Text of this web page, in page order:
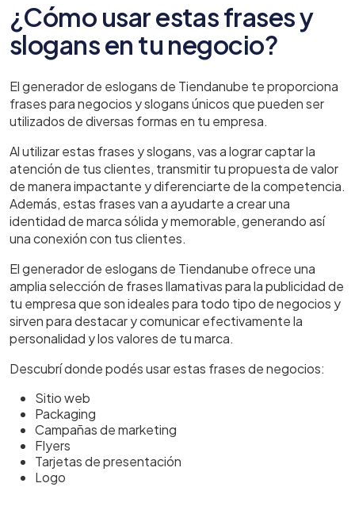
¿Cómo usar estas frases y
slogans en tu negocio?
El generador de eslogans de Tiendanube te proporciona
frases para negocios y slogans únicos que pueden ser
utilizados de diversas formas en tu empresa.
Al utilizar estas frases y slogans, vas a lograr captar la
atención de tus clientes, transmitir tu propuesta de valor
de manera impactante y diferenciarte de la competencia.
Además, estas frases van a ayudarte a crear una
identidad de marca sólida y memorable, generando así
una conexión con tus clientes.
El generador de eslogans de Tiendanube ofrece una
amplia selección de frases llamativas para la publicidad de
tu empresa que son ideales para todo tipo de negocios y
sirven para destacar y comunicar efectivamente la
personalidad y los valores de tu marca.
Descubrí donde podés usar estas frases de negocios:
Sitio web
Packaging
Campañas de marketing
Flyers
Tarjetas de presentación
Logo